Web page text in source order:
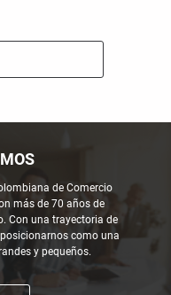
de Comercio
más de 70 años de
Con una trayectoria de
como una
y pequeños.